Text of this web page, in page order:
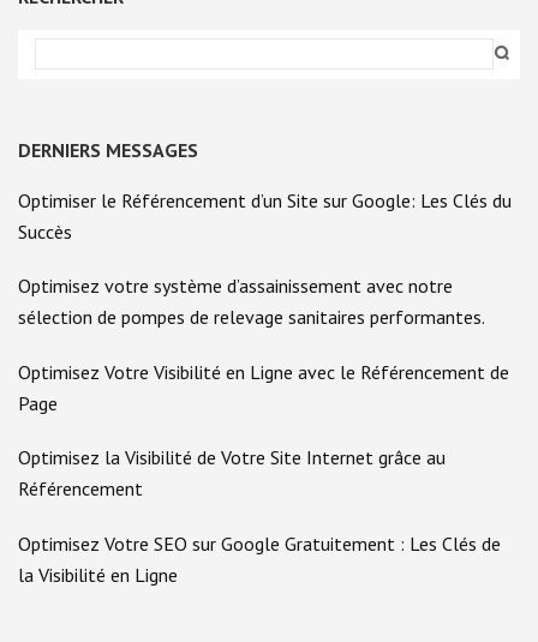
DERNIERS MESSAGES
Optimiser le Référencement d’un Site sur Google: Les Clés du
Succès
Optimisez votre système d’assainissement avec notre
sélection de pompes de relevage sanitaires performantes.
Optimisez Votre Visibilité en Ligne avec le Référencement de
Page
Optimisez la Visibilité de Votre Site Internet grâce au
Référencement
Optimisez Votre SEO sur Google Gratuitement : Les Clés de
la Visibilité en Ligne